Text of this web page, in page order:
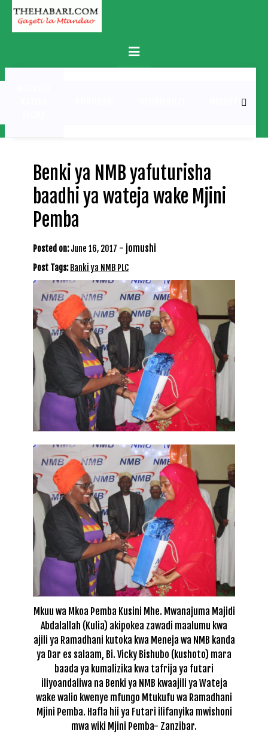
Skip
content
Primary
Menu
MICHEZO
Benki ya NMB yafuturisha
baadhi ya wateja wake Mjini
Pemba
Posted on: June 16, 2017 - jomushi
Post Tags: Banki ya NMB PLC
Mkuu wa Mkoa Pemba Kusini Mhe. Mwanajuma Majidi
Abdalallah (Kulia) akipokea zawadi maalumu kwa
ajili ya Ramadhani kutoka kwa Meneja wa NMB kanda
ya Dar es salaam, Bi. Vicky Bishubo (kushoto) mara
baada ya kumalizika kwa tafrija ya futari
iliyoandaliwa na Benki ya NMB kwaajili ya Wateja
wake walio kwenye mfungo Mtukufu wa Ramadhani
Mjini Pemba. Hafla hii ya Futari ilifanyika mwishoni
mwa wiki Mjini Pemba- Zanzibar.